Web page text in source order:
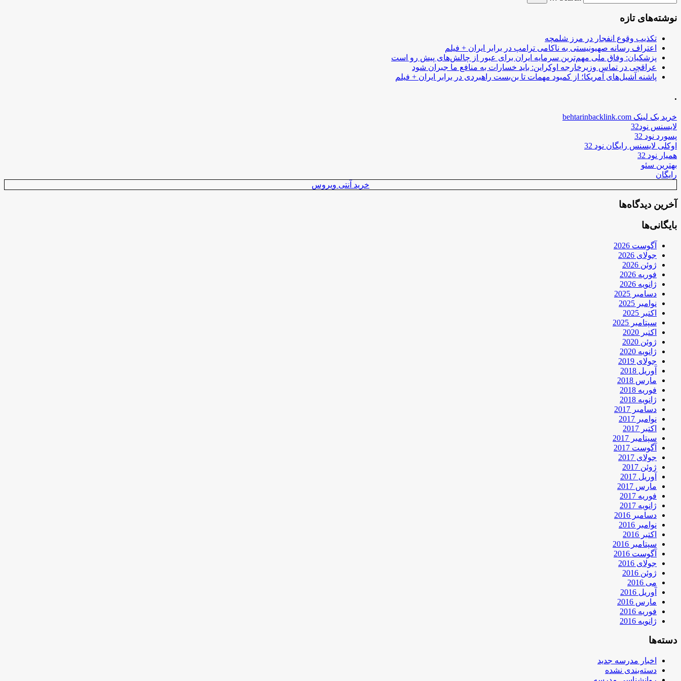
نوشته‌های تازه
تکذیب وقوع انفجار در مرز شلمچه
اعتراف رسانه صهیونیستی به ناکامی ترامپ در برابر ایران + فیلم
پزشکیان: وفاق ملی مهم‌ترین سرمایه ایران برای عبور از چالش‌های پیش رو است
عراقچی در تماس وزیرخارجه اوکراین: باید خسارات به منافع ما جبران شود
پاشنه آشیل‌های آمریکا؛ از کمبود مهمات تا بن‌بست راهبردی در برابر ایران + فیلم
.
خرید بک لینک behtarinbacklink.com
لایسنس نود32
پسورد نود 32
اوکلی لایسنس رایگان نود 32
همیار نود 32
بهترین سئو
رایگان
خرید آنتی ویروس
آخرین دیدگاه‌ها
بایگانی‌ها
آگوست 2026
جولای 2026
ژوئن 2026
فوریه 2026
ژانویه 2026
دسامبر 2025
نوامبر 2025
اکتبر 2025
سپتامبر 2025
اکتبر 2020
ژوئن 2020
ژانویه 2020
جولای 2019
آوریل 2018
مارس 2018
فوریه 2018
ژانویه 2018
دسامبر 2017
نوامبر 2017
اکتبر 2017
سپتامبر 2017
آگوست 2017
جولای 2017
ژوئن 2017
آوریل 2017
مارس 2017
فوریه 2017
ژانویه 2017
دسامبر 2016
نوامبر 2016
اکتبر 2016
سپتامبر 2016
آگوست 2016
جولای 2016
ژوئن 2016
می 2016
آوریل 2016
مارس 2016
فوریه 2016
ژانویه 2016
دسته‌ها
اخبار مدرسه جدید
دسته‌بندی نشده